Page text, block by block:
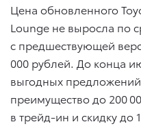
Цена обновленного
Lounge не выросла по
с предшествующей
000 рублей. До конца
выгодных
преимущество до 200
в трейд-ин и скидку до